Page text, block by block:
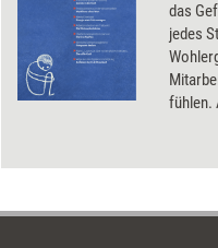
das
jedes
fühlen.
drehen